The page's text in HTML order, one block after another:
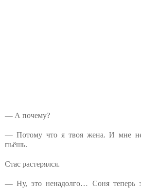
— А почему?
— Потому что я твоя жена. И мне не
пьёшь.
Стас растерялся.
— Ну, это ненадолго… Соня теперь